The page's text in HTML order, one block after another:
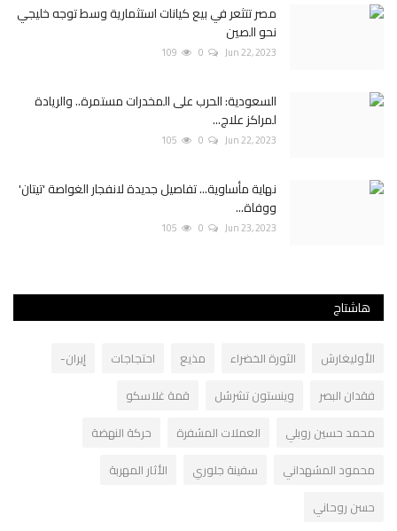
مصر تتثعر في بيع كيانات استثمارية وسط توجه خليجي
نحو الصين
Jun 22, 2023
0
109
السعودية: الحرب على المخدرات مستمرة.. والريادة
لمراكز علاج...
Jun 22, 2023
0
105
نهاية مأساوية... تفاصيل جديدة لانفجار الغواصة 'تيتان'
ووفاة...
Jun 23, 2023
0
105
هاشتاج
الأوليغارش الثورة الخضراء مذيع احتجاجات
إيران-
فقدان البصر
وينستون تشرشل
قمة غلاسكو
محمد حسين روبلي
العملات المشفرة
حركة النهضة
محمود المشهداني
سفينة جلوري
الأثار المهربة
حسن روحاني